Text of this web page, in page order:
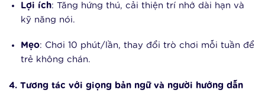
Lợi ích: Tăng hứng thú, cải thiện trí nhớ dài hạn và
kỹ năng nói.
Mẹo: Chơi 10 phút/lần, thay đổi trò chơi mỗi tuần để
trẻ không chán.
4. Tương tác với giọng bản ngữ và người hướng dẫn